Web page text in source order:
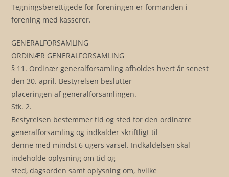
Tegningsberettigede for foreningen er formanden i
forening med kasserer.
GENERALFORSAMLING
ORDINÆR GENERALFORSAMLING
§ 11. Ordinær generalforsamling afholdes hvert år senest
den 30. april. Bestyrelsen beslutter
placeringen af generalforsamlingen.
Stk. 2.
Bestyrelsen bestemmer tid og sted for den ordinære
generalforsamling og indkalder skriftligt til
denne med mindst 6 ugers varsel. Indkaldelsen skal
indeholde oplysning om tid og
sted, dagsorden samt oplysning om, hvilke